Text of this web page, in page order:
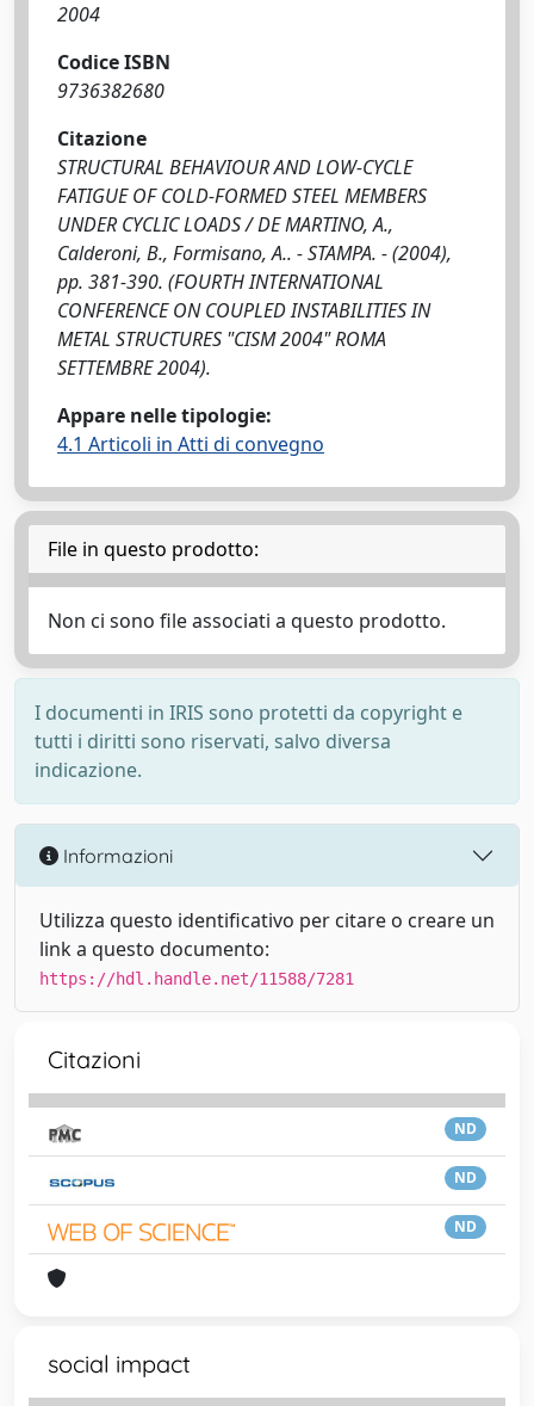
2004
Codice ISBN
9736382680
Citazione
STRUCTURAL BEHAVIOUR AND LOW-CYCLE
FATIGUE OF COLD-FORMED STEEL MEMBERS
UNDER CYCLIC LOADS / DE MARTINO, A.,
Calderoni, B., Formisano, A.. - STAMPA. - (2004),
pp. 381-390. (FOURTH INTERNATIONAL
CONFERENCE ON COUPLED INSTABILITIES IN
METAL STRUCTURES "CISM 2004" ROMA
SETTEMBRE 2004).
Appare nelle tipologie:
4.1 Articoli in Atti di convegno
File in questo prodotto:
Non ci sono file associati a questo prodotto.
I documenti in IRIS sono protetti da copyright e
tutti i diritti sono riservati, salvo diversa
indicazione.
Informazioni
Utilizza questo identificativo per citare o creare un
link a questo documento:
https://hdl.handle.net/11588/7281
Citazioni
ND
ND
ND
social impact